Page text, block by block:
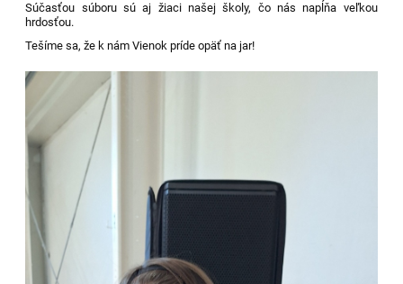
Súčasťou súboru sú aj žiaci našej školy, čo nás napĺňa veľkou
hrdosťou.
Tešíme sa, že k nám Vienok príde opäť na jar!